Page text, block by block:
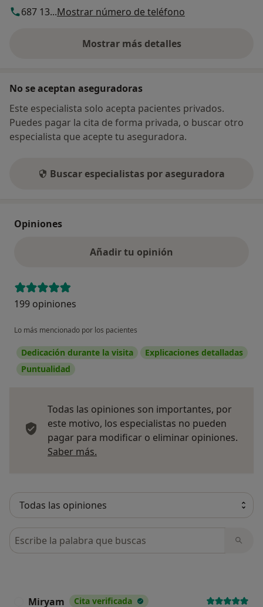
687 13...Mostrar número de teléfono
Mostrar más detalles
sobre la dirección
No se aceptan aseguradoras
Este especialista solo acepta pacientes privados.
Puedes pagar la cita de forma privada, o buscar otro
especialista que acepte tu aseguradora.
Buscar especialistas por aseguradora
Opiniones
Añadir tu opinión
199 opiniones
Lo más mencionado por los pacientes
Dedicación durante la visita
Explicaciones detalladas
Puntualidad
Todas las opiniones son importantes, por
este motivo, los especialistas no pueden
pagar para modificar o eliminar opiniones.
Saber más.
Busca en opiniones
Miryam Cita verificada